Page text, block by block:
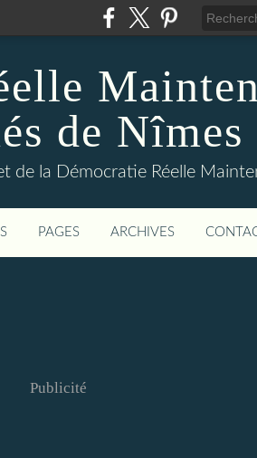
de Nîmes
de la Démocratie Réelle
PAGES ARCHIVES
Publicité